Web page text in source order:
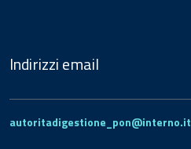
Indirizzi email
autoritadigestione_pon@interno.it